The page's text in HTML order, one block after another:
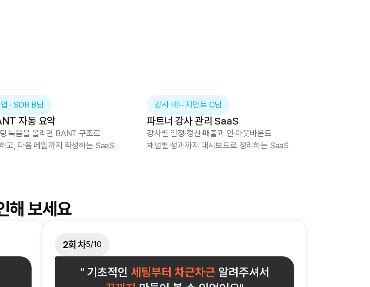
· SDR B님
자동 요약
녹음을 올리면 BANT 구조로
고, 다음 메일까지 작성하는 SaaS
강사 매니지먼트 C님
파트너 강사 관리 SaaS
강사별 일정·정산·매출과 인·아웃바운드
채널별 성과까지 대시보드로 정리하는 SaaS
해 보세요
2회 차5/10
" 기초적인 세팅부터 차근차근 알려주셔서